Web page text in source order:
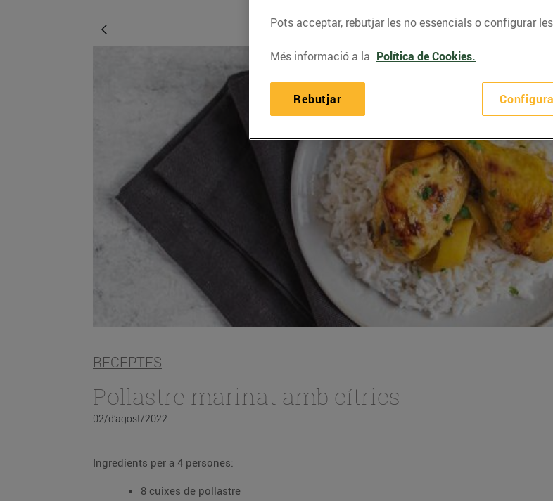
RECEPTES
Pollastre marinat amb cítrics
02/d’agost/2022
Ingredients per a 4 persones:
8 cuixes de pollastre
Pots acceptar, rebutjar les no essencials o configurar
Més informació a la Política de Cookies.
Rebutjar